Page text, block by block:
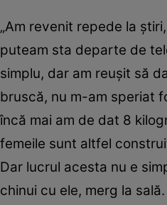
„Am revenit repede la
puteam sta departe de
simplu, dar am reuşit să
bruscă, nu m-am speriat
încă mai am de dat 8
femeile sunt altfel
Dar lucrul acesta nu e
chinui cu ele, merg la